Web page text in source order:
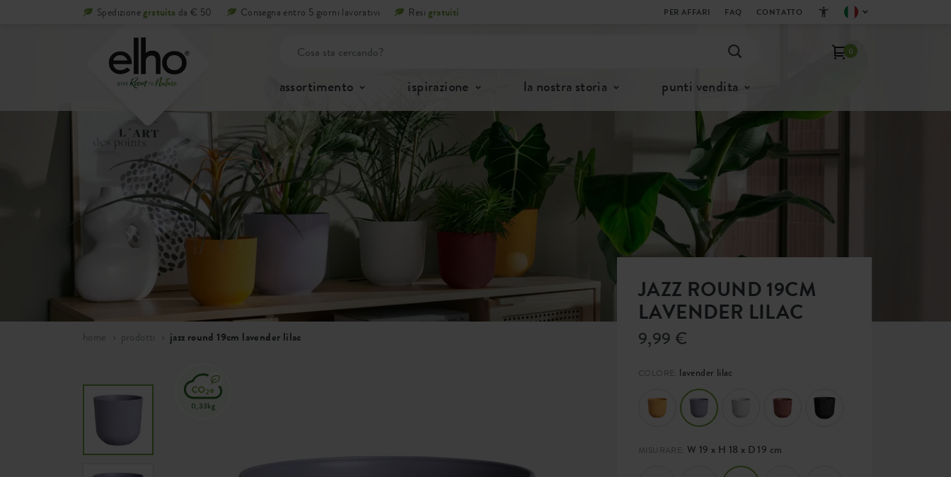
Spedizionegratuita da € 50 Consegna entro 5 giorni lavorativi Resigratuiti PER AFFARI FAQ CONTATTO
0
assortimento ispirazione la nostra storia punti vendita
home prodotti jazz round 19cm lavender lilac
JAZZ ROUND 19CM
LAVENDER LILAC
9,99 €
COLORE: lavender lilac
MISURARE: W 19 x H 18 x D 19 cm
0,33kg